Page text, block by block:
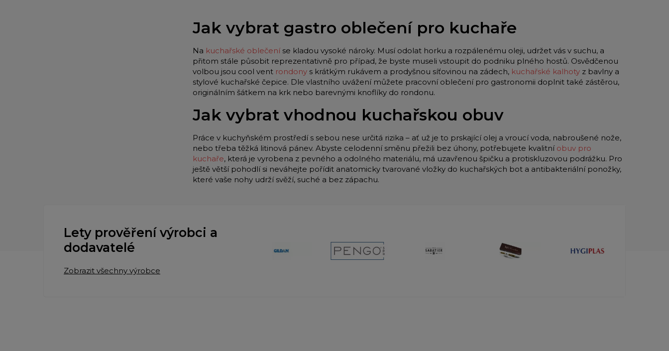
Jak vybrat gastro oblečení pro kuchaře
Na kuchařské oblečeníse kladou vysoké nároky. Musí odolat horku a rozpálenému oleji, udržet vás v suchu, a
přitom stále působit reprezentativně pro případ, že byste museli vstoupit do podniku plného hostů. Osvědčenou
volbou jsou cool vent rondony s krátkým rukávem a prodyšnou síťovinou na zádech, kuchařské kalhoty z bavlny a
stylové kuchařské čepice. Dle vlastního uvážení můžete pracovní oblečení pro gastronomii doplnit také zástěrou,
originálním šátkem na krk nebo barevnými knoflíky do rondonu.
Jak vybrat vhodnou kuchařskou obuv
Práce v kuchyňském prostředí s sebou nese určitá rizika – ať už je to prskající olej a vroucí voda, nabroušené nože,
nebo třeba těžká litinová pánev. Abyste celodenní směnu přežili bez úhony, potřebujete kvalitní obuv pro
kuchaře, která je vyrobena z pevného a odolného materiálu, má uzavřenou špičku a protiskluzovou podrážku. Pro
ještě větší pohodlí si neváhejte pořídit anatomicky tvarované vložky do kuchařských bot a antibakteriální ponožky,
které vaše nohy udrží svěží, suché a bez zápachu.
Lety prověření výrobci a
dodavatelé
Zobrazit všechny výrobce